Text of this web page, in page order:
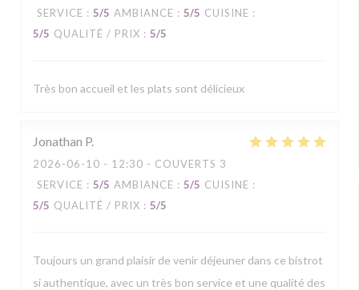
SERVICE : 5/5 AMBIANCE : 5/5 CUISINE :
5/5 QUALITÉ / PRIX : 5/5
Très bon accueil et les plats sont délicieux
Jonathan P
2026-06-10 - 12:30 - COUVERTS 3
SERVICE : 5/5 AMBIANCE : 5/5 CUISINE :
5/5 QUALITÉ / PRIX : 5/5
Toujours un grand plaisir de venir déjeuner dans ce bistrot
si authentique, avec un très bon service et une qualité des